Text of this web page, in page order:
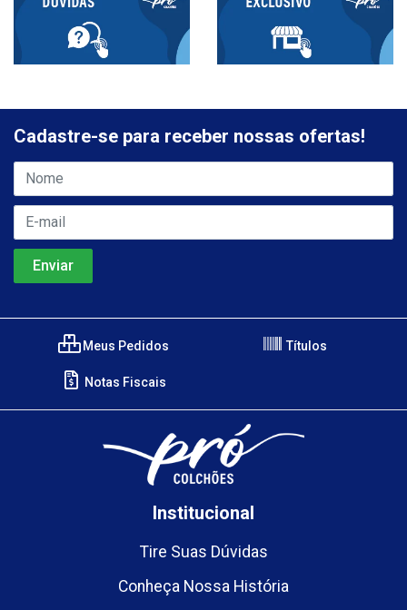
Cadastre-se para receber nossas ofertas!
Meus Pedidos Títulos
Notas Fiscais
Institucional
Tire Suas Dúvidas
Conheça Nossa História